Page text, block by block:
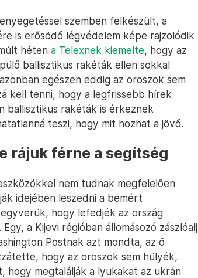
szemben felkészült, a
is erősödő légvédelem képe rajzolódik
héten a Telexnek kiemelte, hogy az
ballisztikus rakéták ellen sokkal
egészen eddig az oroszok sem
kell tenni, hogy a legfrissebb hírek
ballisztikus rakéták is érkeznek
teszi, hogy mit hozhat a jövő.
rájuk férne a segítség
nem tudnak megfelelően
idejében leszedni a bemért
hogy lefedjék az ország
a Kijevi régióban állomásozó zászlóalj
Postnak azt mondta, az ő
hogy az oroszok sem hülyék,
hogy megtalálják a lyukakat az ukrán